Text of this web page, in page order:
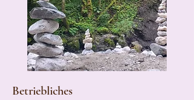
Betriebliches